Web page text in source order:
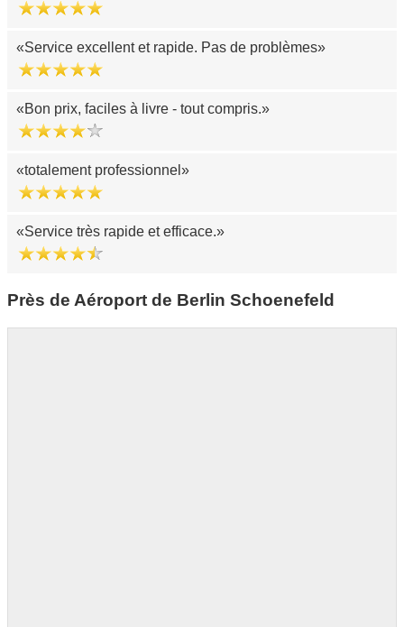
Service excellent et rapide. Pas de problèmes
Bon prix, faciles à livre - tout compris.
totalement professionnel
Service très rapide et efficace.
Près de Aéroport de Berlin Schoenefeld